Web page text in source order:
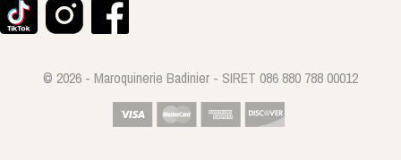
© 2026 - Maroquinerie Badinier - SIRET 086 880 788 00012